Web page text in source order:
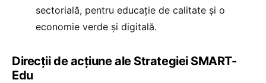
sectorială, pentru educație de calitate și o
economie verde și digitală.
Direcții de acțiune ale Strategiei SMART-
Edu